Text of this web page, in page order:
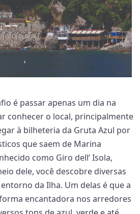
é passar apenas um dia na
conhecer o local, principalmente
à bilheteria da Gruta Azul por
que saem de Marina
como Giro dell’ Isola,
dele, você descobre diversas
da Ilha. Um delas é que a
encantadora nos arredores